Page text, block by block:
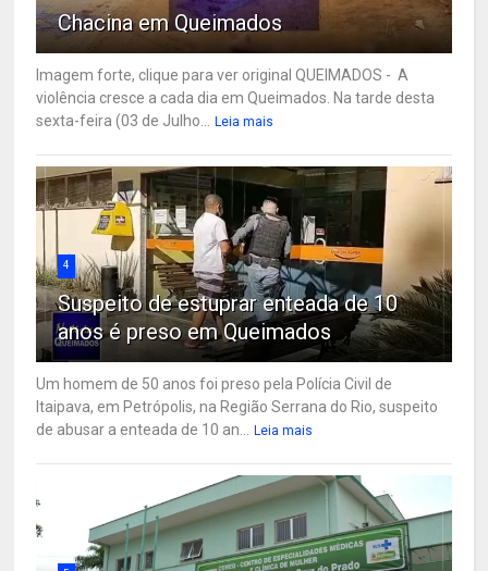
Chacina em Queimados
Imagem forte, clique para ver original QUEIMADOS - A
violência cresce a cada dia em Queimados. Na tarde desta
sexta-feira (03 de Julho...
Leia mais
4
Suspeito de estuprar enteada de 10
anos é preso em Queimados
Um homem de 50 anos foi preso pela Polícia Civil de
Itaipava, em Petrópolis, na Região Serrana do Rio, suspeito
de abusar a enteada de 10 an...
Leia mais